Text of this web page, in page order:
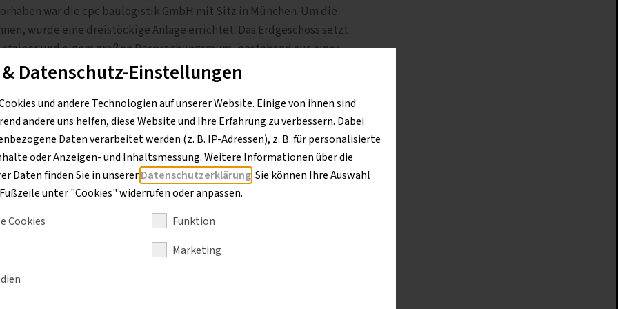
war die cpc baulogistik GmbH mit Sitz in München. Um die
wurde eine dreistöckige Anlage errichtet. Das Erdgeschoss setzt
und einem großen Besprechungsraum, bestehend aus einer
sind die Büroräume und die Küche untergebracht.
für Besprechungen und zwei separate Büroräume, bestehend
Treppencontainer verbunden. Zudem sind die Container mit
erfolgreiche Zusammenarbeit mit cpc folgten Aufträge weiterer
Datenschutz-Einstellungen
und andere Technologien auf unserer Website. Einige von ihnen sind
andere uns helfen, diese Website und Ihre Erfahrung zu verbessern. Dabei
Daten verarbeitet werden (z. B. IP-Adressen), z. B. für personalisierte
oder Anzeigen- und Inhaltsmessung. Weitere Informationen über die
Daten finden Sie in unsererDatenschutzerklärung . Sie können Ihre Auswahl
unter "Cookies" widerrufen oder anpassen.
Cookies
Funktion
Marketing